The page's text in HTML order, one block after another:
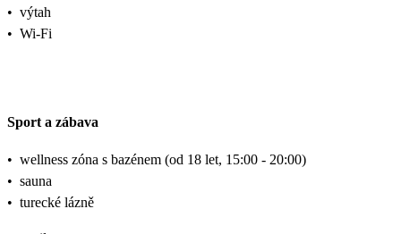
• výtah
• Wi-Fi
Sport a zábava
• wellness zóna s bazénem (od 18 let, 15:00 - 20:00)
• sauna
• turecké lázně